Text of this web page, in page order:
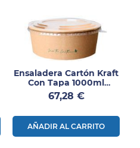
Ensaladera Cartón Kraft
Con Tapa 1000ml
200uds
Precio
67,28 €
AÑADIR AL CARRITO